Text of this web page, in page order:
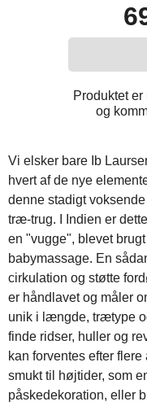
Produktet
og
Vi elsker bare Ib
hvert af de nye
denne stadigt
træ-trug. I Indien er
en "vugge", blevet
babymassage. En
cirkulation og støtte
er håndlavet og måler
unik i længde, trætype
finde ridser, huller og
kan forventes efter
smukt til højtider, som
påskedekoration, eller